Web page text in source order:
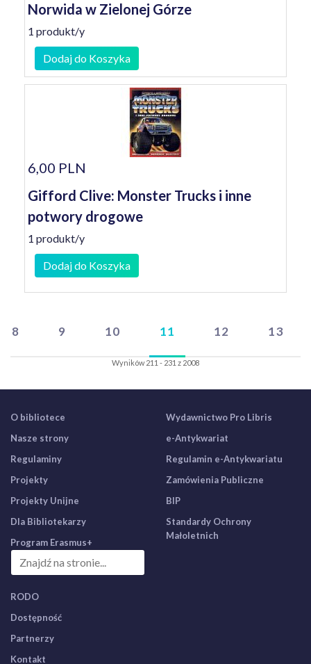
Norwida w Zielonej Górze
1 produkt/y
Dodaj do Koszyka
6,00 PLN
Gifford Clive: Monster Trucks i inne
potwory drogowe
1 produkt/y
Dodaj do Koszyka
8 9 10 11 12 13
Wyników 211 - 231 z 2008
O bibliotece
Nasze strony
Regulaminy
Projekty
Projekty Unijne
Dla Bibliotekarzy
Program Erasmus+
Wydawnictwo Pro Libris
e-Antykwariat
Regulamin e-Antykwariatu
Zamówienia Publiczne
BIP
Standardy Ochrony
Małoletnich
RODO
Dostępność
Partnerzy
Kontakt